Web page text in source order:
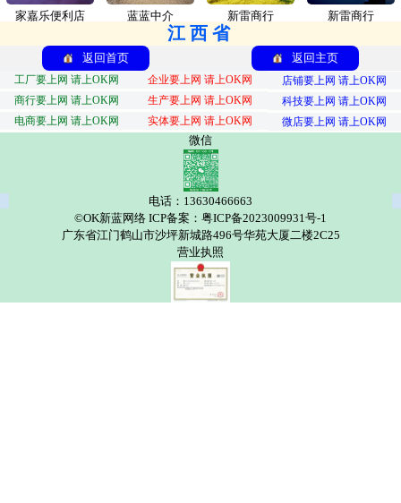
家嘉乐便利店 蓝蓝中介 新雷商行 新雷商行
江西省
返回首页 返回主页
工厂要上网 请上OK网 企业要上网 请上OK网
店铺要上网 请上OK网
商行要上网 请上OK网
生产要上网 请上OK网
科技要上网 请上OK网
电商要上网 请上OK网
实体要上网 请上OK网 微店要上网 请上OK网
微信
电话：13630466663
©OK新蓝网络 ICP备案：粤ICP备2023009931号-1
广东省江门鹤山市沙坪新城路496号华苑大厦二楼2C25
营业执照